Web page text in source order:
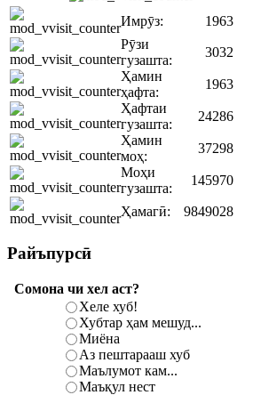
Имрӯз:
1963
Рӯзи
гузашта:
3032
Ҳамин
ҳафта:
1963
Ҳафтаи
гузашта:
24286
Ҳамин
моҳ:
37298
Моҳи
гузашта:
145970
Ҳамагӣ: 9849028
Райъпурсӣ
Сомона чи хел аст?
Хеле хуб!
Хубтар ҳам мешуд...
Миёна
Аз пештарааш хуб
Маълумот кам...
Маъқул нест